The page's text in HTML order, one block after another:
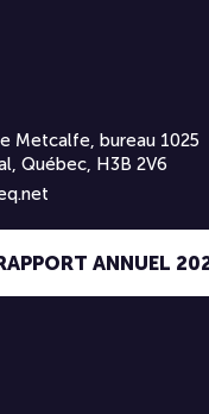
Metcalfe, bureau 1025
Québec, H3B 2V6
ANNUEL